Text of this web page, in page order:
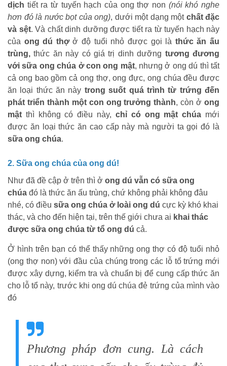
dịch tiết ra từ tuyến hạch của ong thợ non (nói khó nghe
hơn đó là nước bọt của ong), dưới một dạng một chất đặc
và sệt. Và chất dinh dưỡng được tiết ra từ tuyến hạch này
của ong dú thợở độ tuổi nhỏ được gọi là thức ăn ấu
trùng, thức ăn này có giá trị dinh dưỡng tương đương
với sữa ong chúa ở con ong mật, nhưng ở ong dú thì tất
cả ong bao gồm cả ong thợ, ong đực, ong chúa đều được
ăn loại thức ăn này trong suốt quá trình từ trứng đến
phát triển thành một con ong trưởng thành, còn ởong
mật thì không có điều này, chỉ có ong mật chúa mới
được ăn loại thức ăn cao cấp này mà người ta gọi đó là
sữa ong chúa.
2. Sữa ong chúa của ong dú!
Như đã đề cập ở trên thì ở ong dú vẫn có sữa ong
chúa đó là thức ăn ấu trùng, chứ không phải không đâu
nhé, có điều sữa ong chúa ở loài ong dú cực kỳ khó khai
thác, và cho đến hiện tại, trên thế giới chưa ai khai thác
được sữa ong chúa từ tổ ong dú cả.
Ở hình trên bạn có thể thấy những ong thợ có độ tuổi nhỏ
(ong thợ non) với đầu của chúng trong các lỗ tổ trứng mới
được xây dựng, kiểm tra và chuẩn bị để cung cấp thức ăn
cho lỗ tổ này, trước khi ong dú chúa đẻ trứng của mình vào
đó
Phương pháp đơn cung. Là cách